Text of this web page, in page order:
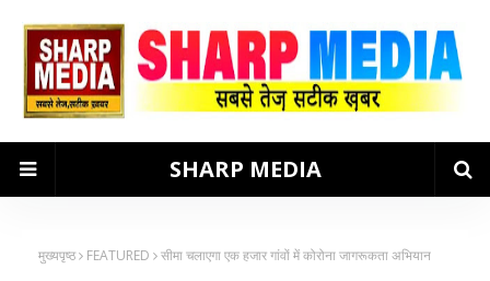
SHARP MEDIA
मुख्यपृष्ठ FEATURED सीमा चलाएगा एक हजार गांवों में कोरोना जागरूकता अभियान